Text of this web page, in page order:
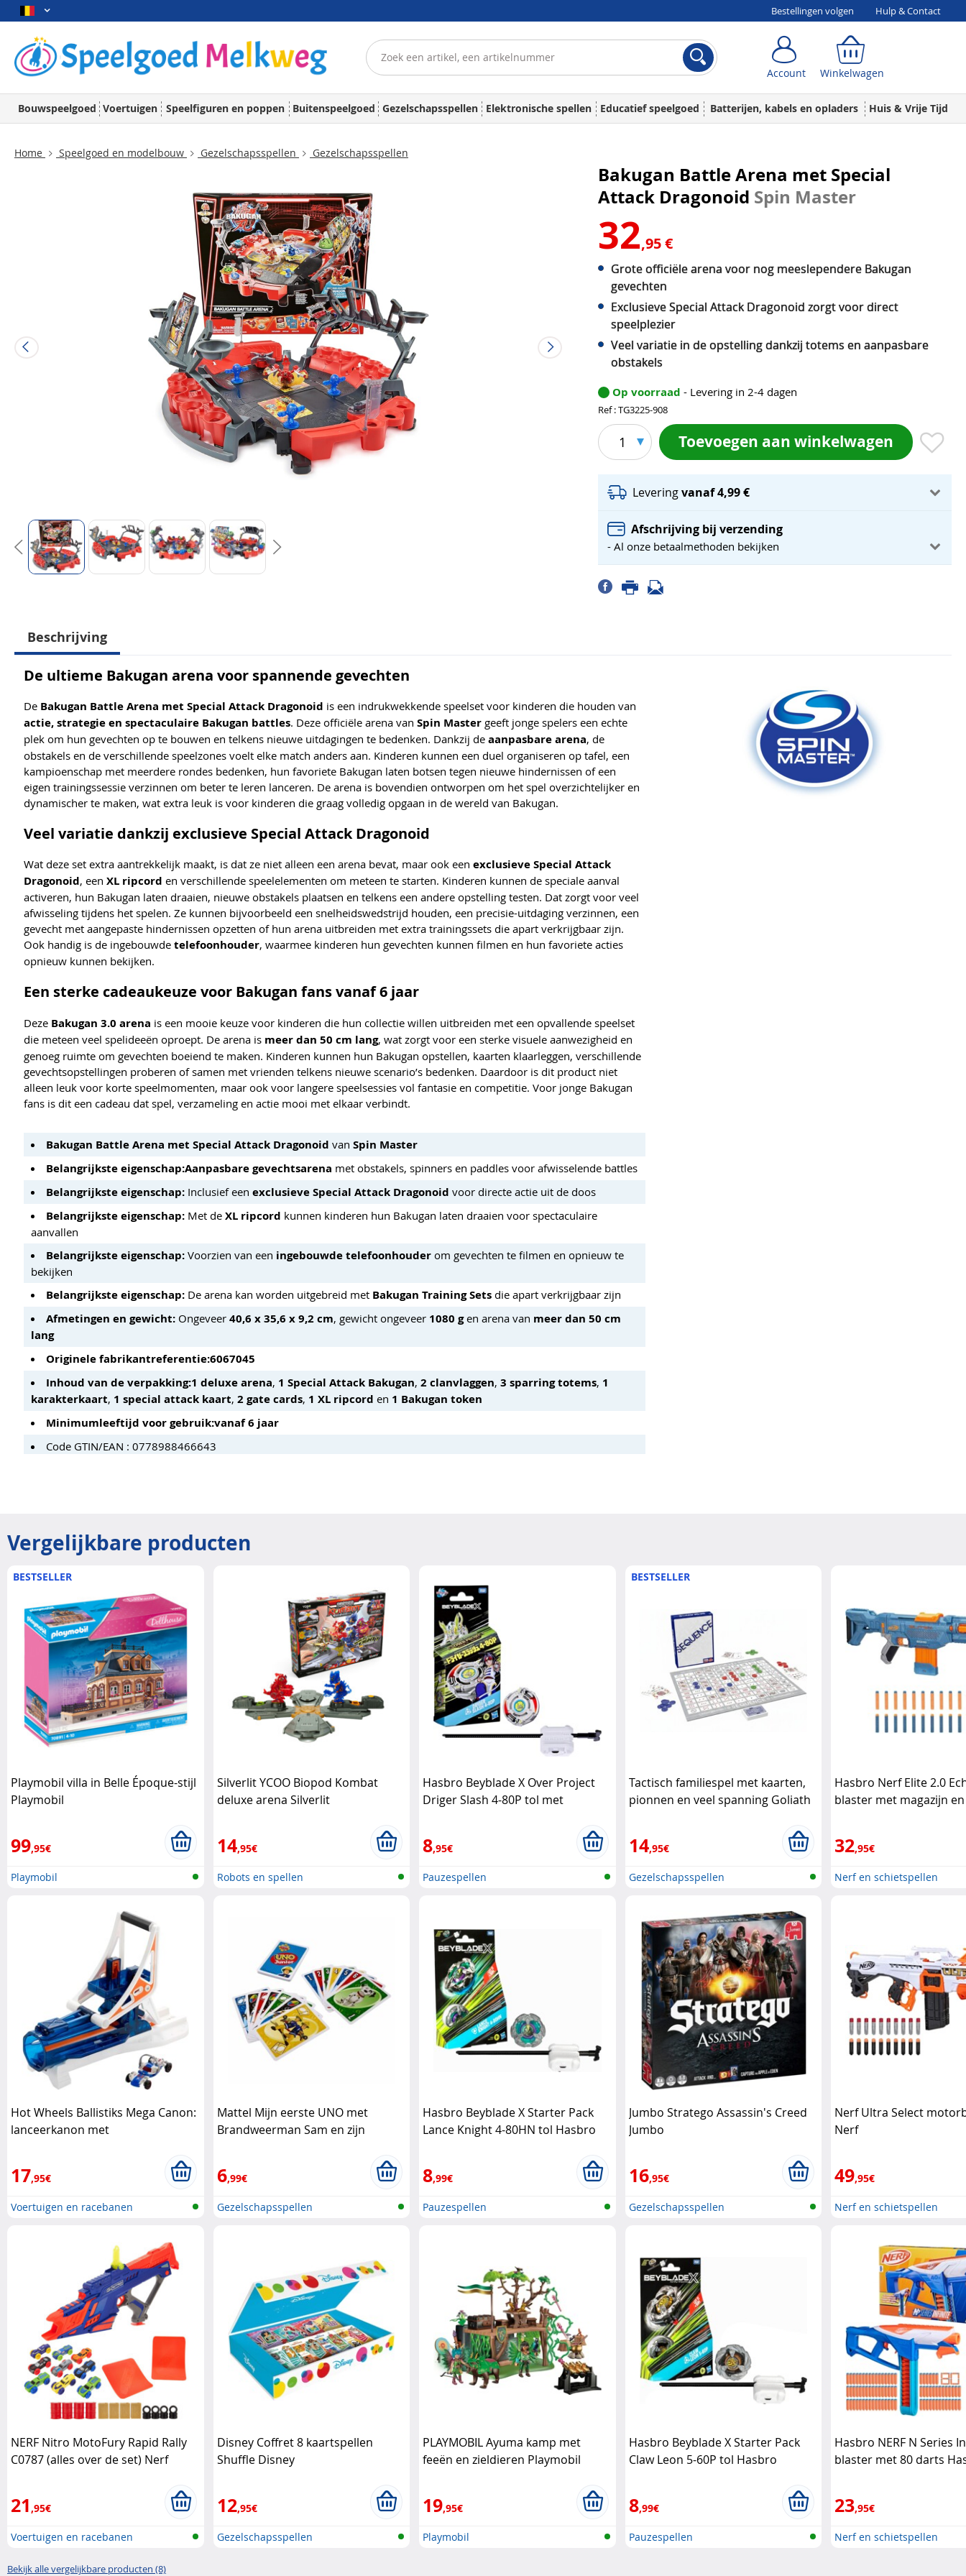
Bestellingen volgen Hulp & Contact
Account Winkelwagen
Bouwspeelgoed Voertuigen Speelfiguren en poppen Buitenspeelgoed Gezelschapsspellen Elektronische spellen Educatief speelgoed Batterijen, kabels en opladers Huis & Vrije Tijd
Home Speelgoed en modelbouw Gezelschapsspellen Gezelschapsspellen
Bakugan Battle Arena met Special
Attack Dragonoid Spin Master
32,95 €
Grote officiële arena voor nog meeslependere Bakugan
gevechten
Exclusieve Special Attack Dragonoid zorgt voor direct
speelplezier
Veel variatie in de opstelling dankzij totems en aanpasbare
obstakels
Op voorraad - Levering in 2-4 dagen
Ref : TG3225-908
1 Toevoegen aan winkelwagen
Leveringvanaf 4,99 €
Afschrijving bij verzending
- Al onze betaalmethoden bekijken
Beschrijving
De ultieme Bakugan arena voor spannende gevechten
De Bakugan Battle Arena met Special Attack Dragonoid is een indrukwekkende speelset voor kinderen die houden van
actie, strategie en spectaculaire Bakugan battles. Deze officiële arena van Spin Master geeft jonge spelers een echte
plek om hun gevechten op te bouwen en telkens nieuwe uitdagingen te bedenken. Dankzij de aanpasbare arena, de
obstakels en de verschillende speelzones voelt elke match anders aan. Kinderen kunnen een duel organiseren op tafel, een
kampioenschap met meerdere rondes bedenken, hun favoriete Bakugan laten botsen tegen nieuwe hindernissen of een
eigen trainingssessie verzinnen om beter te leren lanceren. De arena is bovendien ontworpen om het spel overzichtelijker en
dynamischer te maken, wat extra leuk is voor kinderen die graag volledig opgaan in de wereld van Bakugan.
Veel variatie dankzij exclusieve Special Attack Dragonoid
Wat deze set extra aantrekkelijk maakt, is dat ze niet alleen een arena bevat, maar ook een exclusieve Special Attack
Dragonoid, een XL ripcord en verschillende speelelementen om meteen te starten. Kinderen kunnen de speciale aanval
activeren, hun Bakugan laten draaien, nieuwe obstakels plaatsen en telkens een andere opstelling testen. Dat zorgt voor veel
afwisseling tijdens het spelen. Ze kunnen bijvoorbeeld een snelheidswedstrijd houden, een precisie-uitdaging verzinnen, een
gevecht met aangepaste hindernissen opzetten of hun arena uitbreiden met extra trainingssets die apart verkrijgbaar zijn.
Ook handig is de ingebouwde telefoonhouder, waarmee kinderen hun gevechten kunnen filmen en hun favoriete acties
opnieuw kunnen bekijken.
Een sterke cadeaukeuze voor Bakugan fans vanaf 6 jaar
Deze Bakugan 3.0 arena is een mooie keuze voor kinderen die hun collectie willen uitbreiden met een opvallende speelset
die meteen veel spelideeën oproept. De arena is meer dan 50 cm lang, wat zorgt voor een sterke visuele aanwezigheid en
genoeg ruimte om gevechten boeiend te maken. Kinderen kunnen hun Bakugan opstellen, kaarten klaarleggen, verschillende
gevechtsopstellingen proberen of samen met vrienden telkens nieuwe scenario’s bedenken. Daardoor is dit product niet
alleen leuk voor korte speelmomenten, maar ook voor langere speelsessies vol fantasie en competitie. Voor jonge Bakugan
fans is dit een cadeau dat spel, verzameling en actie mooi met elkaar verbindt.
Bakugan Battle Arena met Special Attack Dragonoid van Spin Master
Belangrijkste eigenschap:Aanpasbare gevechtsarena met obstakels, spinners en paddles voor afwisselende battles
Belangrijkste eigenschap: Inclusief een exclusieve Special Attack Dragonoid voor directe actie uit de doos
Belangrijkste eigenschap: Met de XL ripcord kunnen kinderen hun Bakugan laten draaien voor spectaculaire
aanvallen
Belangrijkste eigenschap: Voorzien van een ingebouwde telefoonhouder om gevechten te filmen en opnieuw te
bekijken
Belangrijkste eigenschap: De arena kan worden uitgebreid met Bakugan Training Sets die apart verkrijgbaar zijn
Afmetingen en gewicht: Ongeveer 40,6 x 35,6 x 9,2 cm, gewicht ongeveer 1080 gen arena van meer dan 50 cm
lang
Originele fabrikantreferentie:6067045
Inhoud van de verpakking:1 deluxe arena, 1 Special Attack Bakugan, 2 clanvlaggen, 3 sparring totems, 1
karakterkaart, 1 special attack kaart, 2 gate cards, 1 XL ripcord en 1 Bakugan token
Minimumleeftijd voor gebruik:vanaf 6 jaar
Code GTIN/EAN : 0778988466643
Vergelijkbare producten
BESTSELLER
Playmobil villa in Belle Époque-stijl
Playmobil
99,95€
Playmobil
Silverlit YCOO Biopod Kombat
deluxe arena Silverlit
14,95€
Robots en spellen
Hasbro Beyblade X Over Project
Driger Slash 4-80P tol met
8,95€
Pauzespellen
BESTSELLER
Tactisch familiespel met kaarten,
pionnen en veel spanning Goliath
14,95€
Gezelschapsspellen
Hasbro Nerf Elite 2.0
blaster met magazijn
32,95€
Nerf en schietspellen
Hot Wheels Ballistiks Mega Canon:
lanceerkanon met
17,95€
Voertuigen en racebanen
Mattel Mijn eerste UNO met
Brandweerman Sam en zijn
6,99€
Gezelschapsspellen
Hasbro Beyblade X Starter Pack
Lance Knight 4-80HN tol Hasbro
8,99€
Pauzespellen
Jumbo Stratego Assassin's Creed
Jumbo
16,95€
Gezelschapsspellen
Nerf Ultra Select
Nerf
49,95€
Nerf en schietspellen
NERF Nitro MotoFury Rapid Rally
C0787 (alles over de set) Nerf
21,95€
Voertuigen en racebanen
Disney Coffret 8 kaartspellen
Shuffle Disney
12,95€
Gezelschapsspellen
PLAYMOBIL Ayuma kamp met
feeën en zieldieren Playmobil
19,95€
Playmobil
Hasbro Beyblade X Starter Pack
Claw Leon 5-60P tol Hasbro
8,99€
Pauzespellen
Hasbro NERF N Series
blaster met 80 darts
23,95€
Nerf en schietspellen
Bekijk alle vergelijkbare producten (8)
Account Winkelwagen